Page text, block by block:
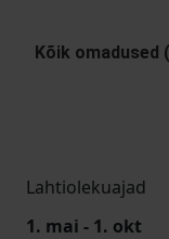
Kõik omadused
Lahtiolekuajad
1. mai - 1. okt